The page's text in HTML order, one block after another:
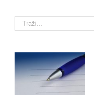
Traži...